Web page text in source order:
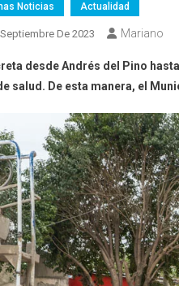
Noticias Actualidad
De 2023 Mariano
desde Andrés del Pino
salud. De esta manera, el